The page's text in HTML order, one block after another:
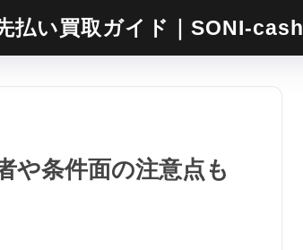
払い買取ガイド｜SONI-cash
や条件面の注意点も